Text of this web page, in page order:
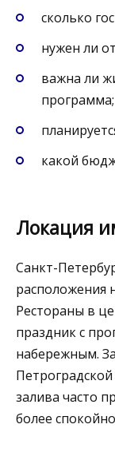
сколько
нужен ли
важна ли
программа;
какой
Локация
Санкт-
расположения
Рестораны в
праздник с
набережным.
залива часто
более